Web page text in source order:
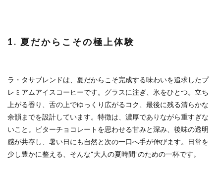
1. 夏だからこその極上体験
ラ・タサブレンドは、夏だからこそ完成する味わいを追求したプ
レミアムアイスコーヒーです。グラスに注ぎ、氷をひとつ。立ち
上がる香り、舌の上でゆっくり広がるコク、最後に残る清らかな
余韻までを設計しています。特徴は、濃厚でありながら重すぎな
いこと。ビターチョコレートを思わせる甘みと深み、後味の透明
感が共存し、暑い日にも自然と次の一口へ手が伸びます。日常を
少し豊かに整える、そんな“大人の夏時間”のための一杯です。